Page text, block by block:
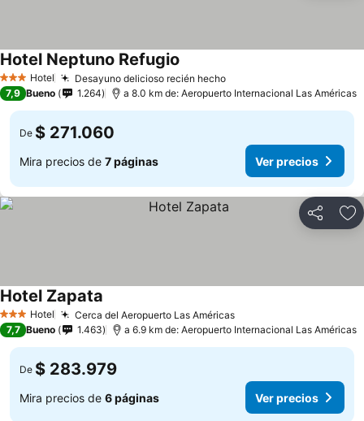
3 Estrellas
Hotel Desayuno delicioso recién hecho
Hotel Neptuno Refugio
7,9 Bueno 1.264 a 8.0 km de: Aeropuerto Internacional Las Américas
De $ 271.060
Mira precios de 7 páginas Ver precios
Compartir
3 Estrellas
Hotel Cerca del Aeropuerto Las Américas
Hotel Zapata
7,7 Bueno 1.463 a 6.9 km de: Aeropuerto Internacional Las Américas
De $ 283.979
Mira precios de 6 páginas Ver precios